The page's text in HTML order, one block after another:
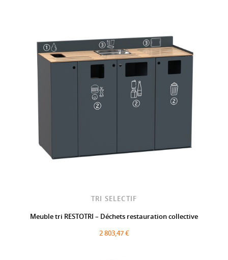
TRI SELECTIF
Meuble tri RESTOTRI – Déchets restauration collective
2 803,47 €